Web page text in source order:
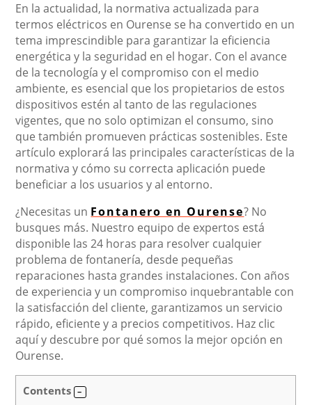
En la actualidad, la normativa actualizada para
termos eléctricos en Ourense se ha convertido en un
tema imprescindible para garantizar la eficiencia
energética y la seguridad en el hogar. Con el avance
de la tecnología y el compromiso con el medio
ambiente, es esencial que los propietarios de estos
dispositivos estén al tanto de las regulaciones
vigentes, que no solo optimizan el consumo, sino
que también promueven prácticas sostenibles. Este
artículo explorará las principales características de la
normativa y cómo su correcta aplicación puede
beneficiar a los usuarios y al entorno.
¿Necesitas un Fontanero en Ourense? No
busques más. Nuestro equipo de expertos está
disponible las 24 horas para resolver cualquier
problema de fontanería, desde pequeñas
reparaciones hasta grandes instalaciones. Con años
de experiencia y un compromiso inquebrantable con
la satisfacción del cliente, garantizamos un servicio
rápido, eficiente y a precios competitivos. Haz clic
aquí y descubre por qué somos la mejor opción en
Ourense.
Contents